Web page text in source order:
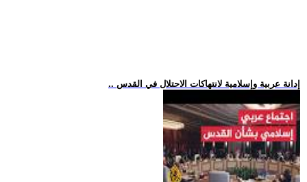
.. إدانة عربية وإسلامية لانتهاكات الاحتلال في القدس